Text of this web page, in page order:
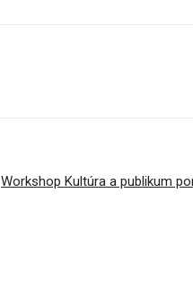
Workshop Kultúra a publikum